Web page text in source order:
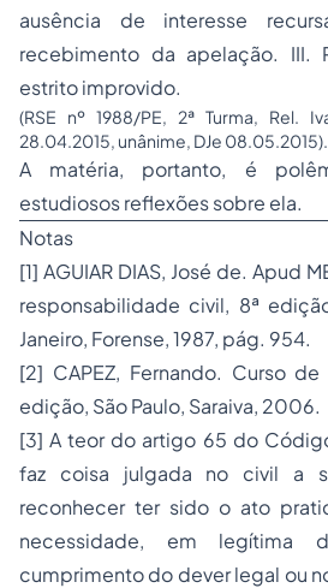
ausência de interesse
recebimento da apelação. III.
estrito improvido.
(RSE nº 1988/PE, 2ª Turma, Rel.
28.04.2015, unânime, DJe 08.05.2015).
A matéria, portanto, é
estudiosos reflexões sobre ela.
Notas
[1] AGUIAR DIAS, José de. Apud
responsabilidade civil, 8ª
Janeiro, Forense, 1987, pág. 954.
[2] CAPEZ, Fernando. Curso
edição, São Paulo, Saraiva, 2006.
[3] A teor do artigo 65 do
faz coisa julgada no civil a
reconhecer ter sido o ato
necessidade, em legítima
cumprimento do dever legal ou